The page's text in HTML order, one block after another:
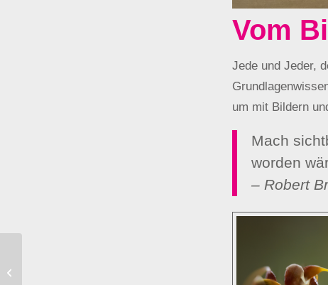
Vom
Jede und Jeder,
um mit Bildern
Mach
worden
– Robert